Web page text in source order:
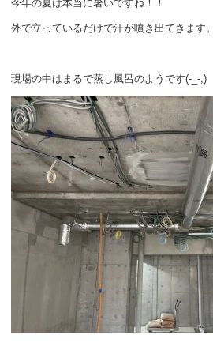
o
k
今年の夏は本当に暑いですね！！
外で立っているだけで汗が噴き出てきます
現場の中はまるで蒸し風呂のようです(-_-;)